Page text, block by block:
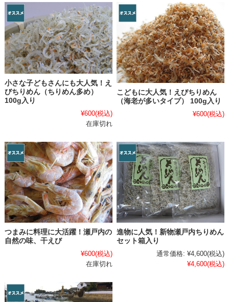
小さな子どもさんにも大人気！え
びちりめん（ちりめん多め）
100g入り
¥600(税込)
在庫切れ
こどもに大人気！えびちりめん
（海老が多いタイプ） 100g入り
¥600(税込)
つまみに料理に大活躍！瀬戸内の
自然の味、干えび
¥600(税込)
在庫切れ
進物に人気！新物瀬戸内ちりめん
セット箱入り
通常価格: ¥4,600(税込)
¥4,600(税込)